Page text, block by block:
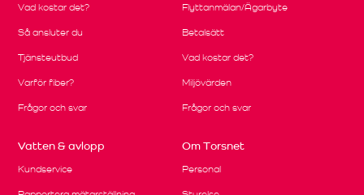
Vad kostar det?
Så ansluter du
Tjänsteutbud
Varför fiber?
Frågor och svar
Flyttanmälan/Ägarbyte
Betalsätt
Vad kostar det?
Miljövärden
Frågor och svar
Vatten & avlopp
Kundservice
Om Torsnet
Personal